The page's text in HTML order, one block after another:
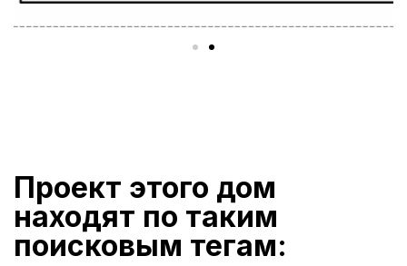
Проект этого дом
находят по таким
поисковым тегам: